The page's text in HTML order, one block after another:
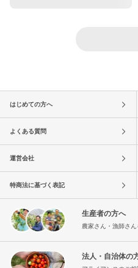
はじめての方へ
よくある質問
運営会社
特商法に基づく表記
生産者の方へ
農家さん・漁師さ
法人・自治体の